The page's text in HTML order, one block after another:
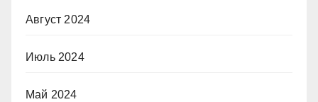
Август 2024
Июль 2024
Май 2024